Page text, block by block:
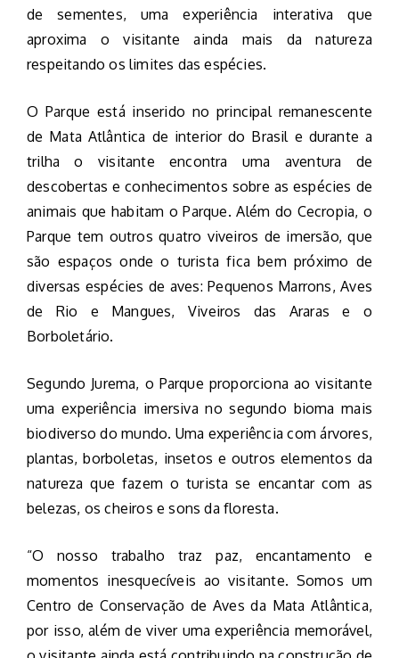
de sementes, uma experiência interativa que
aproxima o visitante ainda mais da natureza
respeitando os limites das espécies.
O Parque está inserido no principal remanescente
de Mata Atlântica de interior do Brasil e durante a
trilha o visitante encontra uma aventura de
descobertas e conhecimentos sobre as espécies de
animais que habitam o Parque. Além do Cecropia, o
Parque tem outros quatro viveiros de imersão, que
são espaços onde o turista fica bem próximo de
diversas espécies de aves: Pequenos Marrons, Aves
de Rio e Mangues, Viveiros das Araras e o
Borboletário.
Segundo Jurema, o Parque proporciona ao visitante
uma experiência imersiva no segundo bioma mais
biodiverso do mundo. Uma experiência com árvores,
plantas, borboletas, insetos e outros elementos da
natureza que fazem o turista se encantar com as
belezas, os cheiros e sons da floresta.
“O nosso trabalho traz paz, encantamento e
momentos inesquecíveis ao visitante. Somos um
Centro de Conservação de Aves da Mata Atlântica,
por isso, além de viver uma experiência memorável,